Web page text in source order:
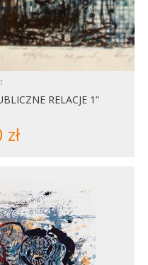
RELACJE 1”
zł